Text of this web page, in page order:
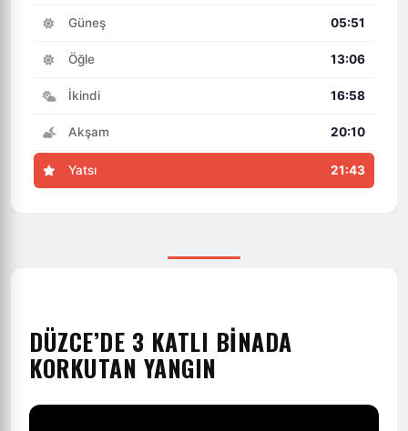
Güneş 05:51
Öğle 13:06
İkindi 16:58
Akşam 20:10
Yatsı 21:43
DÜZCE’DE 3 KATLI BİNADA
KORKUTAN YANGIN